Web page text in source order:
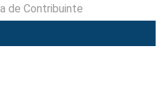
de Contribuinte